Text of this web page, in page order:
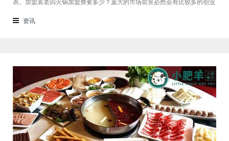
城市都有着不一样的加盟费标准，袁老四火锅加盟至少要有50万资金你准备
资讯